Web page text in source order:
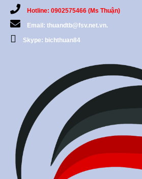
Hotline: 0902575466 (Ms Thuận)
Email: thuandtb@fsv.net.vn.
Skype: bichthuan84